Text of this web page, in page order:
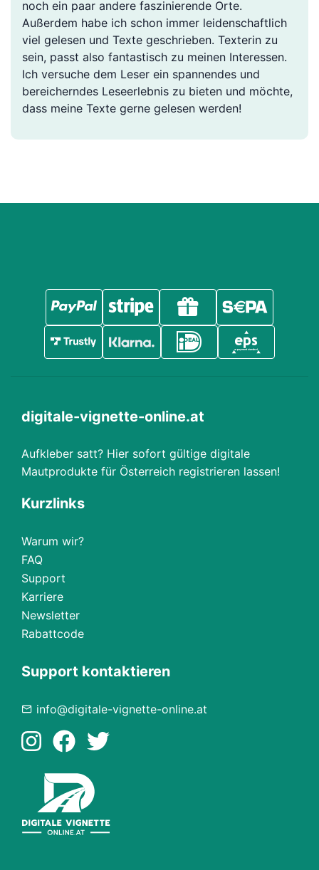
noch ein paar andere faszinierende Orte.
Außerdem habe ich schon immer leidenschaftlich
viel gelesen und Texte geschrieben. Texterin zu
sein, passt also fantastisch zu meinen Interessen.
Ich versuche dem Leser ein spannendes und
bereicherndes Leseerlebnis zu bieten und möchte,
dass meine Texte gerne gelesen werden!
digitale-vignette-online.at
Aufkleber satt? Hier sofort gültige digitale
Mautprodukte für Österreich registrieren lassen!
Kurzlinks
Warum wir?
FAQ
Support
Karriere
Newsletter
Rabattcode
Support kontaktieren
info@digitale-vignette-online.at